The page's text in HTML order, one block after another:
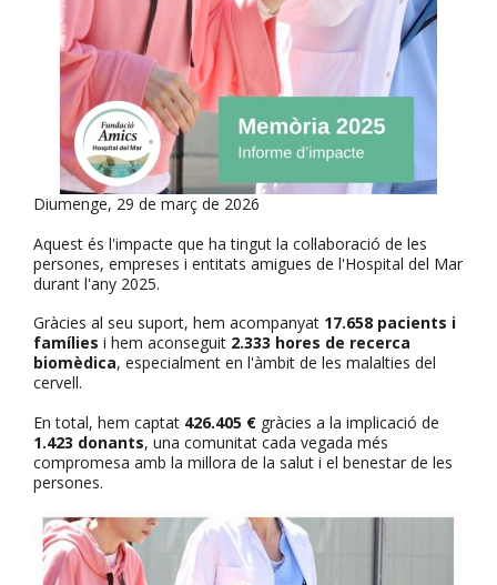
Diumenge, 29 de març de 2026
Aquest és l'impacte que ha tingut la col·laboració de les
persones, empreses i entitats amigues de l'Hospital del Mar
durant l'any 2025.
Gràcies al seu suport, hem acompanyat 17.658 pacients i
famílies i hem aconseguit 2.333 hores de recerca
biomèdica, especialment en l'àmbit de les malalties del
cervell.
En total, hem captat 426.405 € gràcies a la implicació de
1.423 donants, una comunitat cada vegada més
compromesa amb la millora de la salut i el benestar de les
persones.